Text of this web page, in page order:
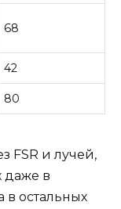
68
42
80
FSR и лучей,
даже в
в остальных